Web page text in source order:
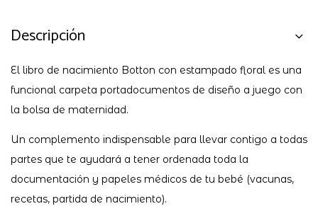
Descripción
El libro de nacimiento Botton con estampado floral es una
funcional carpeta portadocumentos de diseño a juego con
la bolsa de maternidad.
Un complemento indispensable para llevar contigo a todas
partes que te ayudará a tener ordenada toda la
documentación y papeles médicos de tu bebé (vacunas,
recetas, partida de nacimiento).